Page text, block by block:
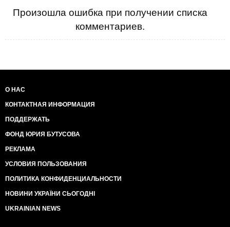
Произошла ошибка при получении списка
комментариев.
О НАС
КОНТАКТНАЯ ИНФОРМАЦИЯ
ПОДДЕРЖАТЬ
ФОНД ЮРИЯ БУТУСОВА
РЕКЛАМА
УСЛОВИЯ ПОЛЬЗОВАНИЯ
ПОЛИТИКА КОНФИДЕНЦИАЛЬНОСТИ
НОВИНИ УКРАЇНИ СЬОГОДНІ
UKRAINIAN NEWS